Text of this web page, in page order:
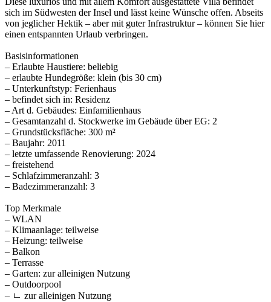
sich im Südwesten der Insel und lässt keine Wünsche offen. Abseits
von jeglicher Hektik – aber mit guter Infrastruktur – können Sie hier
einen entspannten Urlaub verbringen.
Basisinformationen
– Erlaubte Haustiere: beliebig
– erlaubte Hundegröße: klein (bis 30 cm)
– Unterkunftstyp: Ferienhaus
– befindet sich in: Residenz
– Art d. Gebäudes: Einfamilienhaus
– Gesamtanzahl d. Stockwerke im Gebäude über EG: 2
– Grundstücksfläche: 300 m²
– Baujahr: 2011
– letzte umfassende Renovierung: 2024
– freistehend
– Schlafzimmeranzahl: 3
– Badezimmeranzahl: 3
Top Merkmale
– WLAN
– Klimaanlage: teilweise
– Heizung: teilweise
– Balkon
– Terrasse
– Garten: zur alleinigen Nutzung
– Outdoorpool
– ㄴ zur alleinigen Nutzung